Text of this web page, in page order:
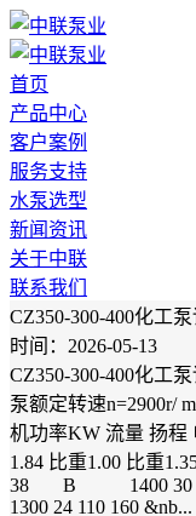
首页
产品中心
客户案例
服务支持
水泵选型
新闻资讯
关于中联
联系我们
CZ350-300-400化工
时间：2026-05-13
CZ350-300-400化工
泵额定转速n=2900r/
机功率KW 流量 扬程
1.84 比重1.00 比重
38 B 1400
1300 24 110 160 &nb...